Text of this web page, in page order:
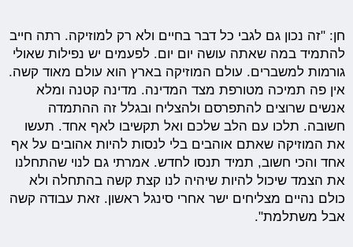
חן: "זה נכון גם לגבי כל דבר בחיים ולא רק למוזיקה. רתה חייב
להתמיד במה שאתה עושה יום יום. לפעמים יש נפילות שאולי
גורמות למשברים. עולם המוזיקה בארץ הוא עולם מאוד קשה.
אין פה תמיכה מטורפת מצד המדינה. מדינה קטנה ומלא
אנשים שרוצים להתפרסם ולהצליח ובגלל זה ההתמדה
חשובה. תלכו עם הלב שלכם ואל תקשיבו לאף אחד. תעשו
את המוזיקה שאתם אוהבים בלי לנסות להיות אהובים על אף
אחד והכי חשוב, תמיד תנסו לחדש. אמרתי גם לנוי שהתחלנו
את הצמד שיכול להיות שיהיה לנו קצת קשה בהתחלה ולא
כולם נהיים מצליחים ישר אחרי סינגל ראשון. זאת עבודה קשה
אבל משתלמת".